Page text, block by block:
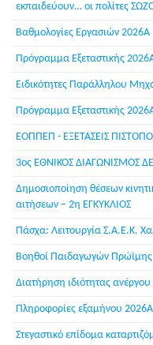
εκπαιδεύουν… οι πολίτες
Βαθμολογίες Εργασιών 2026Α
Πρόγραμμα Εξεταστικής
Ειδικότητες Παράλληλου
Πρόγραμμα Εξεταστικής
ΕΟΠΠΕΠ - ΕΞΕΤΑΣΕΙΣ
3ος ΕΘΝΙΚΟΣ ΔΙΑΓΩΝΙΣΜΟΣ
Δημοσιοποίηση θέσεων
αιτήσεων – 2η ΕΓΚΥΚΛΙΟΣ
Πάσχα: Λειτουργία Σ.Α.Ε.Κ.
Βοηθοί Παιδαγωγών Πρώϊμης
Διατήρηση ιδιότητας
Πληροφορίες εξαμήνου 2026Α
Στεγαστικό επίδομα